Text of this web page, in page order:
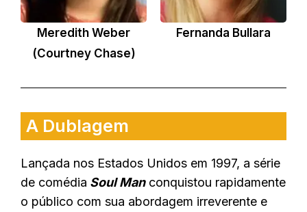
Meredith Weber
(Courtney Chase)
Fernanda Bullara
A Dublagem
Lançada nos Estados Unidos em 1997, a série
de comédia Soul Manconquistou rapidamente
o público com sua abordagem irreverente e